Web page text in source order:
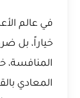
في عالم
خياراً، بل
المعادي